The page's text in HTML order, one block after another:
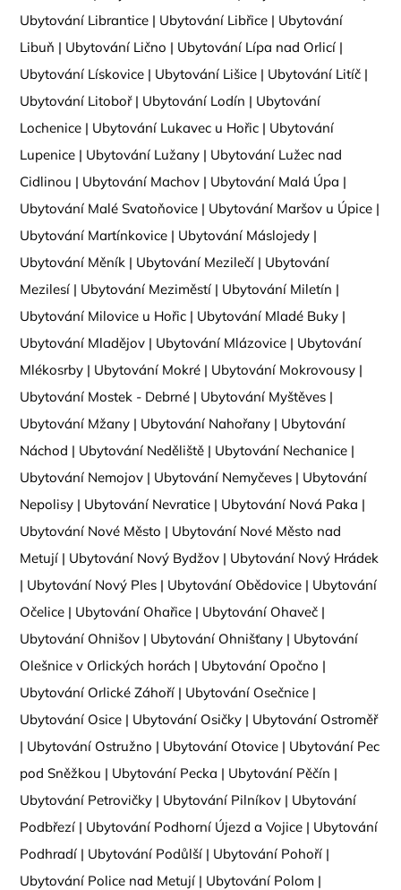
Ubytování Librantice | Ubytování Libřice | Ubytování
Libuň | Ubytování Lično | Ubytování Lípa nad Orlicí |
Ubytování Lískovice | Ubytování Lišice | Ubytování Litíč |
Ubytování Litoboř| Ubytování Lodín | Ubytování
Lochenice | Ubytování Lukavec u Hořic | Ubytování
Lupenice | Ubytování Lužany | Ubytování Lužec nad
Cidlinou | Ubytování Machov | Ubytování Malá Úpa |
Ubytování Malé Svatoňovice | Ubytování Maršov u Úpice |
Ubytování Martínkovice | Ubytování Máslojedy |
Ubytování Měník | Ubytování Mezilečí | Ubytování
Mezilesí | Ubytování Meziměstí | Ubytování Miletín |
Ubytování Milovice u Hořic | Ubytování Mladé Buky |
Ubytování Mladějov | Ubytování Mlázovice | Ubytování
Mlékosrby | Ubytování Mokré | Ubytování Mokrovousy |
Ubytování Mostek - Debrné | Ubytování Myštěves |
Ubytování Mžany | Ubytování Nahořany | Ubytování
Náchod | Ubytování Neděliště | Ubytování Nechanice |
Ubytování Nemojov | Ubytování Nemyčeves | Ubytování
Nepolisy | Ubytování Nevratice | Ubytování Nová Paka |
Ubytování Nové Město | Ubytování Nové Město nad
Metují | Ubytování Nový Bydžov | Ubytování Nový Hrádek
| Ubytování Nový Ples | Ubytování Obědovice | Ubytování
Očelice | Ubytování Ohařice | Ubytování Ohaveč |
Ubytování Ohnišov | Ubytování Ohnišťany | Ubytování
Olešnice v Orlických horách | Ubytování Opočno |
Ubytování Orlické Záhoří | Ubytování Osečnice |
Ubytování Osice | Ubytování Osičky | Ubytování Ostroměř
| Ubytování Ostružno | Ubytování Otovice | Ubytování Pec
pod Sněžkou | Ubytování Pecka | Ubytování Pěčín |
Ubytování Petrovičky | Ubytování Pilníkov | Ubytování
Podbřezí | Ubytování Podhorní Újezd a Vojice | Ubytování
Podhradí | Ubytování Podůlší | Ubytování Pohoří |
Ubytování Police nad Metují | Ubytování Polom |